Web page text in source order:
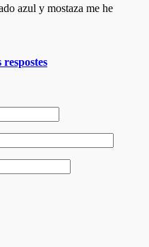
azul y mostaza me he
respostes